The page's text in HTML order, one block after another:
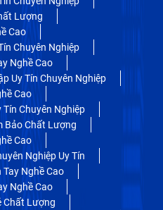
Lượng
Cao
Chuyên Nghiệp
Nghề Cao
Uy Tín Chuyên Nghiệp
Cao
Tín Chuyên Nghiệp
Bảo Chất Lượng
Cao
Nghiệp Uy Tín
Nghề Cao
Nghề Cao
Chất Lượng